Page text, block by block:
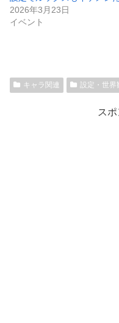
2026年3月23日
イベント
キャラ関連 設定・世界
ス